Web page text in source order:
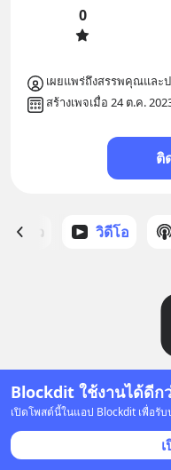
Blockdit ใช้งานได้ดีก
เปิดโพสต์นี้ในแอป Blockdit เพื่อรั
0
เผยแพร่ถึงสรรพคุณและ
สร้างเพจเมื่อ 24 ต.ค.
ติ
ด้ดาว วิดีโอ